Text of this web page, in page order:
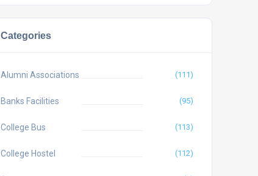
Categories
Alumni Associations (111)
Banks Facilities (95)
College Bus (113)
College Hostel (112)